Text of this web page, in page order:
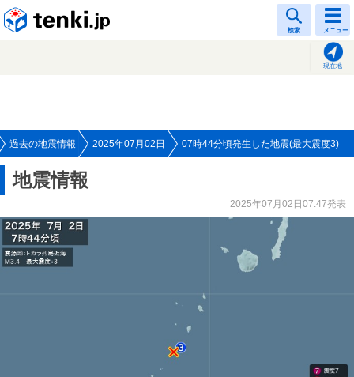
検索 メニュー
現在地
過去の地震情報 2025年07月02日 07時44分頃発生した地震(最大震度3)
地震情報
2025年07月02日07:47発表